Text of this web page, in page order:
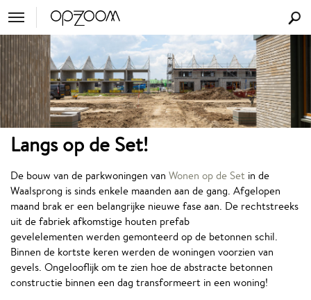
Langs op de Set!
De bouw van de parkwoningen van Wonen op de Set in de
Waalsprong is sinds enkele maanden aan de gang. Afgelopen
maand brak er een belangrijke nieuwe fase aan. De rechtstreeks
uit de fabriek afkomstige houten prefab
gevelelementen werden gemonteerd op de betonnen schil.
Binnen de kortste keren werden de woningen voorzien van
gevels. Ongelooflijk om te zien hoe de abstracte betonnen
constructie binnen een dag transformeert in een woning!